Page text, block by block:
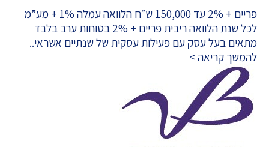
פריים + 2% עד 150,000 ש״ח הלוואה עמלה 1% + מע”מ
לכל שנת הלוואה ריבית פריים + 2% בטוחות ערב בלבד
מתאים בעל עסק עם פעילות עסקית של שנתיים אשראי..
להמשך קריאה >